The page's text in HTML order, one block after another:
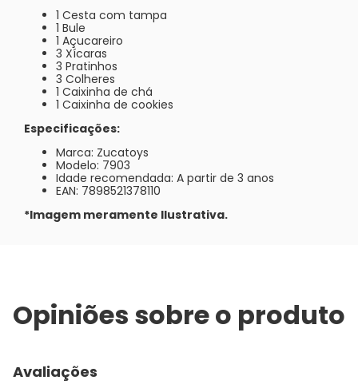
1 Cesta com tampa
1 Bule
1 Açucareiro
3 Xícaras
3 Pratinhos
3 Colheres
1 Caixinha de chá
1 Caixinha de cookies
Especificações:
Marca: Zucatoys
Modelo: 7903
Idade recomendada: A partir de 3 anos
EAN: 7898521378110
*Imagem meramente Ilustrativa.
Opiniões sobre o produto
Avaliações